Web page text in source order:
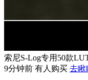
索尼S-Log专用50款
9分钟前 有人购买 去瞅